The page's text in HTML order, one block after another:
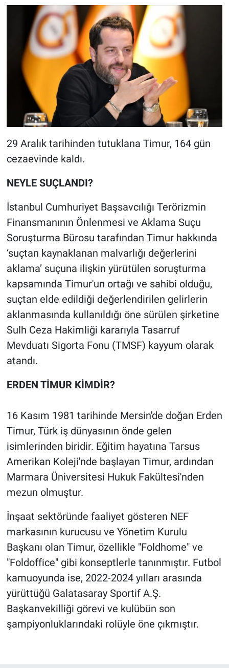
29 Aralık tarihinden tutuklana Timur, 164 gün
cezaevinde kaldı.
NEYLE SUÇLANDI?
İstanbul Cumhuriyet Başsavcılığı Terörizmin
Finansmanının Önlenmesi ve Aklama Suçu
Soruşturma Bürosu tarafından Timur hakkında
‘suçtan kaynaklanan malvarlığı değerlerini
aklama’ suçuna ilişkin yürütülen soruşturma
kapsamında Timur'un ortağı ve sahibi olduğu,
suçtan elde edildiği değerlendirilen gelirlerin
aklanmasında kullanıldığı öne sürülen şirketine
Sulh Ceza Hakimliği kararıyla Tasarruf
Mevduatı Sigorta Fonu (TMSF) kayyum olarak
atandı.
ERDEN TİMUR KİMDİR?
16 Kasım 1981 tarihinde Mersin'de doğan Erden
Timur, Türk iş dünyasının önde gelen
isimlerinden biridir. Eğitim hayatına Tarsus
Amerikan Koleji'nde başlayan Timur, ardından
Marmara Üniversitesi Hukuk Fakültesi'nden
mezun olmuştur.
İnşaat sektöründe faaliyet gösteren NEF
markasının kurucusu ve Yönetim Kurulu
Başkanı olan Timur, özellikle "Foldhome" ve
"Foldoffice" gibi konseptlerle tanınmıştır. Futbol
kamuoyunda ise, 2022-2024 yılları arasında
yürüttüğü Galatasaray Sportif A.Ş.
Başkanvekilliği görevi ve kulübün son
şampiyonluklarındaki rolüyle öne çıkmıştır.